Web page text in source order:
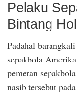
Pelaku
Bintang
Padahal
sepakbola
pemeran
nasib tersebut